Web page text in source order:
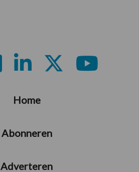
Home
Abonneren
Adverteren